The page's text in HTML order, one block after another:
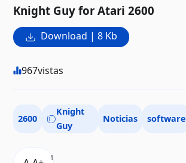
Knight Guy for Atari 2600
Download | 8 Kb
967vistas
2600
Knight
Guy
Noticias software
1